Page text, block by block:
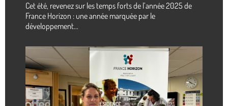
Cet été, revenez sur les temps forts de l’année 2025 de
France Horizon : une année marquée par le
développement...